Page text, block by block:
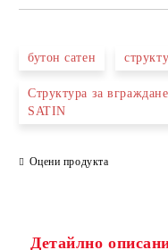
бутон сатен
Структура за
SATIN
Оцени продукта
Детайлно